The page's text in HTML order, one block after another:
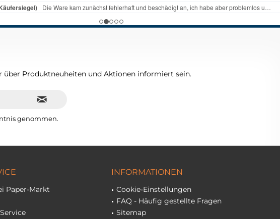
über Produktneuheiten und Aktionen informiert sein.
genommen.
Paper-Markt
INFORMATIONEN
Cookie-Einstellungen
FAQ - Häufig gestellte Fragen
Sitemap